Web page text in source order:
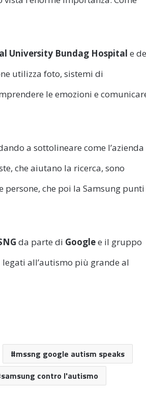
University Bundag Hospital e
utilizza foto, sistemi di
le emozioni e
a sottolineare come l’azienda
che aiutano la ricerca, sono
che poi la Samsung
da parte di Googlee il gruppo
all’autismo più grande al
mssng google autism speaks
samsung contro l'autismo